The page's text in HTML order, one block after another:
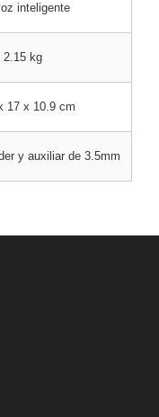
inteligente
2.15 kg
17 x 10.9 cm
y auxiliar de 3.5mm